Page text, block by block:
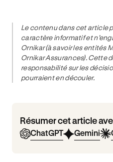
Le contenu dans cet article
caractère informatif et
Ornikar (à savoir les entités
Ornikar Assurances). Cette
responsabilité sur les
pourraient en découler.
Résumer cet article
ChatGPT Gemini